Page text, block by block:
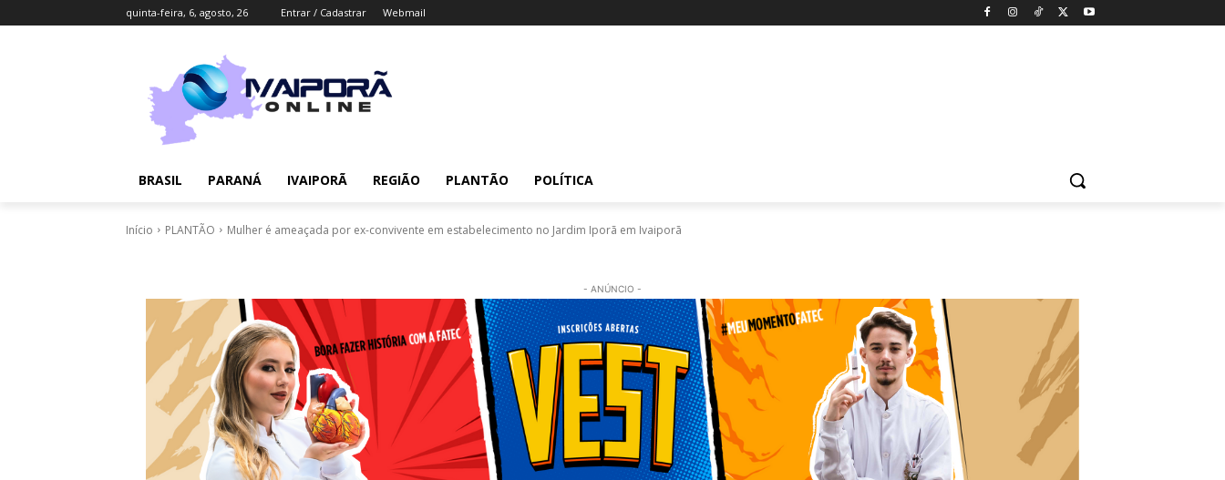
quinta-feira, 6, agosto, 26 Entrar / Cadastrar Webmail
BRASIL PARANÁ IVAIPORÃ REGIÃO PLANTÃO POLÍTICA
Início PLANTÃO Mulher é ameaçada por ex-convivente em estabelecimento no Jardim Iporã em Ivaiporã
- ANÚNCIO -